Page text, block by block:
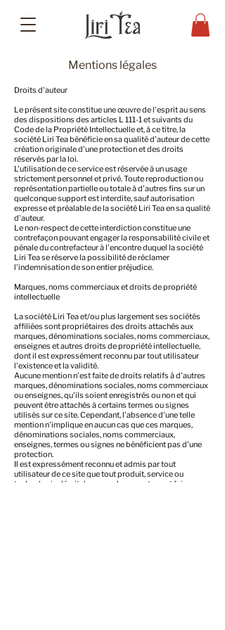
Mentions légales
Droits d'auteur
Le présent site constitue une œuvre de l'esprit au sens
des dispositions des articles L 111-1 et suivants du
Code de la Propriété Intellectuelle et, à ce titre, la
société Liri Tea bénéficie en sa qualité d'auteur de cette
création originale d'une protection et des droits
réservés par la loi.
L'utilisation de ce service est réservée à un usage
strictement personnel et privé. Toute reproduction ou
représentation partielle ou totale à d'autres fins sur un
quelconque support est interdite, sauf autorisation
expresse et préalable de la société Liri Tea en sa qualité
d'auteur.
Le non-respect de cette interdiction constitue une
contrefaçon pouvant engager la responsabilité civile et
pénale du contrefacteur à l'encontre duquel la société
Liri Tea se réserve la possibilité de réclamer
l'indemnisation de son entier préjudice.
Marques, noms commerciaux et droits de propriété
intellectuelle
La société Liri Tea et/ou plus largement ses sociétés
affiliées sont propriétaires des droits attachés aux
marques, dénominations sociales, noms commerciaux,
enseignes et autres droits de propriété intellectuelle,
dont il est expressément reconnu par tout utilisateur
l'existence et la validité.
Aucune mention n'est faite de droits relatifs à d'autres
marques, dénominations sociales, noms commerciaux
ou enseignes, qu'ils soient enregistrés ou non et qui
peuvent être attachés à certains termes ou signes
utilisés sur ce site. Cependant, l'absence d'une telle
mention n'implique en aucun cas que ces marques,
dénominations sociales, noms commerciaux,
enseignes, termes ou signes ne bénéficient pas d'une
protection.
Il est expressément reconnu et admis par tout
utilisateur de ce site que tout produit, service ou
technologie décrit dans ces documents peut faire